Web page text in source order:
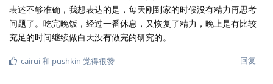
表述不够准确，我想表达的是，每天刚到家的时候没有精力再思考
问题了。吃完晚饭，经过一番休息，又恢复了精力，晚上是有比较
充足的时间继续做白天没有做完的研究的。
回复
cairui和 pushkin 觉得很赞